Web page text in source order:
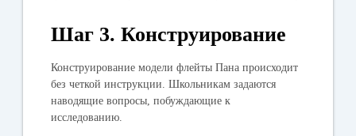
Шаг 3. Конструирование
Конструирование модели флейты Пана происходит
без четкой инструкции. Школьникам задаются
наводящие вопросы, побуждающие к
исследованию.